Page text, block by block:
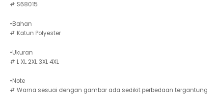
# S68015
•Bahan
# Katun Polyester
•Ukuran
# L XL 2XL 3XL 4XL
•Note
# Warna sesuai dengan gambar ada sedikit perbedaan tergantung